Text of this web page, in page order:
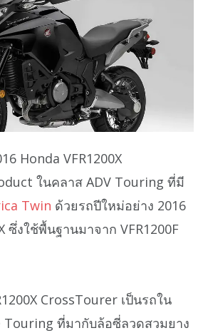
Honda VFR1200X
ในคลาส ADV Touring ที่มี
Twin ด้วยรถปีใหม่อย่าง 2016
ซึ่งใช้พื้นฐานมาจาก VFR1200F
CrossTourer เป็นรถใน
Touring ที่มากับล้อซี่ลวดสวมยาง